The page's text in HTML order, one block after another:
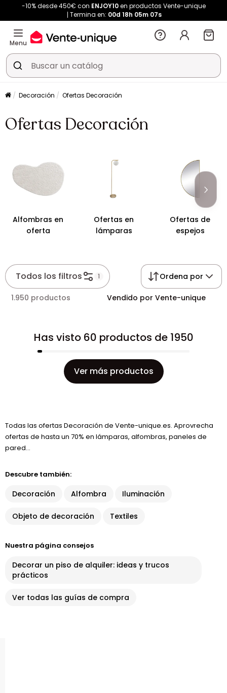
-10% desde 450€ con ENJOY10en productos Vente-unique
Termina en: 00d 18h 05m 06s
Menu
Decoración Ofertas Decoración
Ofertas Decoración
Alfombras en
oferta
Ofertas en
lámparas
Ofertas de
espejos
Todos los filtros 1 Ordena por
1.950 productos Vendido por Vente-unique
Has visto 60 productos de 1950
Ver más productos
Todas las ofertas Decoración de Vente-unique.es. Aprovrecha
ofertas de hasta un 70% en lámparas, alfombras, paneles de
pared...
Descubre también:
Decoración Alfombra Iluminación
Objeto de decoración Textiles
Nuestra página consejos
Decorar un piso de alquiler: ideas y trucos
prácticos
Ver todas las guías de compra